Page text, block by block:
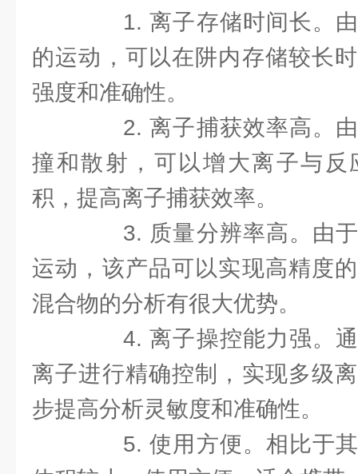
1. 离子存储时间长。由
的运动，可以在阱内存储较长
强度和准确性。
2. 离子捕获效率高。由
撞和散射，可以增大离子与反
积，提高离子捕获效率。
3. 质量分辨率高。由于
运动，该产品可以实现高精度
混合物的分析有很大优势。
4. 离子操控能力强。通
离子进行精确控制，实现多级
步提高分析灵敏度和准确性。
5. 使用方便。相比于其